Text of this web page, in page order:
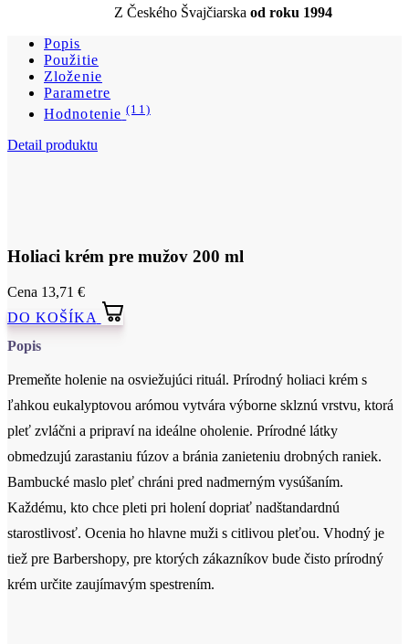
Z Českého Švajčiarska od roku 1994
Popis
Použitie
Zloženie
Parametre
Hodnotenie (11)
Detail produktu
Holiaci krém pre mužov 200 ml
Cena 13,71 €
DO KOŠÍKA
Popis
Premeňte holenie na osviežujúci rituál. Prírodný holiaci krém s
ľahkou eukalyptovou arómou vytvára výborne sklznú vrstvu, ktorá
pleť zvláčni a pripraví na ideálne oholenie. Prírodné látky
obmedzujú zarastaniu fúzov a bránia zanieteniu drobných raniek.
Bambucké maslo pleť chráni pred nadmerným vysúšaním.
Každému, kto chce pleti pri holení dopriať nadštandardnú
starostlivosť. Ocenia ho hlavne muži s citlivou pleťou. Vhodný je
tiež pre Barbershopy, pre ktorých zákazníkov bude čisto prírodný
krém určite zaujímavým spestrením.